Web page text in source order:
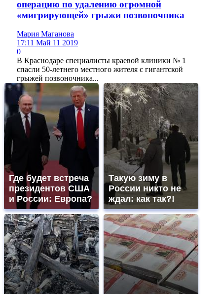
операцию по удалению огромной
«мигрирующей» грыжи позвоночника
Мария Маганова
17:11 Май 11 2019
0
В Краснодаре специалисты краевой клиники № 1
спасли 50-летнего местного жителя с гигантской
грыжей позвоночника...
Где будет встреча
президентов США
и России: Европа?
Такую зиму в
России никто не
ждал: как так?!